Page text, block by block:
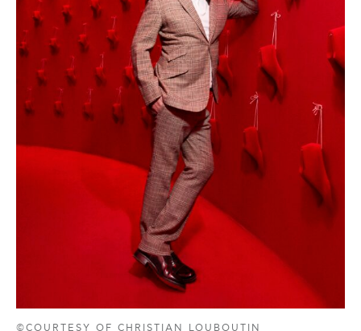
©COURTESY OF CHRISTIAN LOUBOUTIN